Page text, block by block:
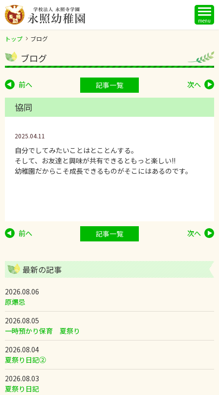
menu
トップ ブログ
ブログ
前へ 次へ
記事一覧
協同
2025.04.11
自分でしてみたいことはとことんする。
そして、お友達と興味が共有できるともっと楽しい!!
幼稚園だからこそ成長できるものがそこにはあるのです。
前へ 次へ
記事一覧
最新の記事
2026.08.06
原爆忌
2026.08.05
一時預かり保育 夏祭り
2026.08.04
夏祭り日記②
2026.08.03
夏祭り日記